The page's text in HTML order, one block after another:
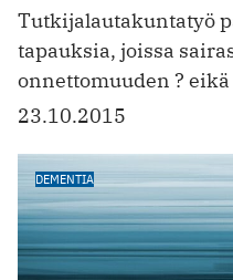
Tutkijalautakuntatyö
tapauksia, joissa
onnettomuuden ?
23.10.2015
DEMENTIA